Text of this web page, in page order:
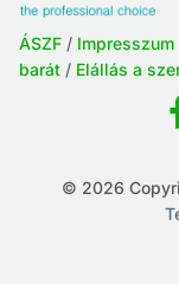
ÁSZF / Impresszum
barát / Elállás a
© 2026